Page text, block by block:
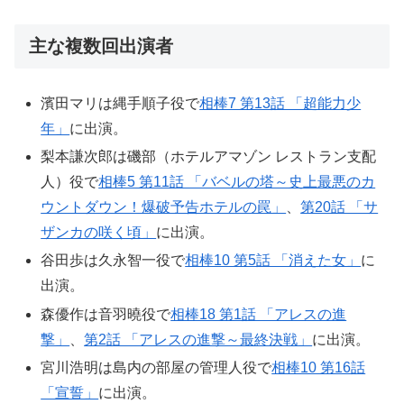
主な複数回出演者
濱田マリは縄手順子役で相棒7 第13話 「超能力少
年」 に出演。
梨本謙次郎は磯部（ホテルアマゾン レストラン支配
人）役で相棒5 第11話 「バベルの塔～史上最悪のカ
ウントダウン！爆破予告ホテルの罠」
、第20話 「サ
ザンカの咲く頃」 に出演。
谷田歩は久永智一役で相棒10 第5話 「消えた女」 に
出演。
森優作は音羽曉役で相棒18 第1話 「アレスの進
撃」
、第2話 「アレスの進撃～最終決戦」 に出演。
宮川浩明は島内の部屋の管理人役で相棒10 第16話
「宣誓」 に出演。